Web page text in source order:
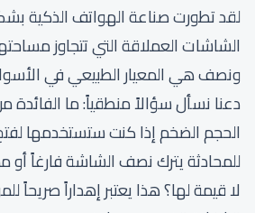
لقد تطورت صناعة الهواتف الذكية
الشاشات العملاقة التي تتجاوز
ونصف هي المعيار الطبيعي في
دعنا نسأل سؤالاً منطقياً: ما
الحجم الضخم إذا كنت ستستخدمها
للمحادثة يترك نصف الشاشة فارغاً أو
لا قيمة لها؟ هذا يعتبر إهداراً صريحاً